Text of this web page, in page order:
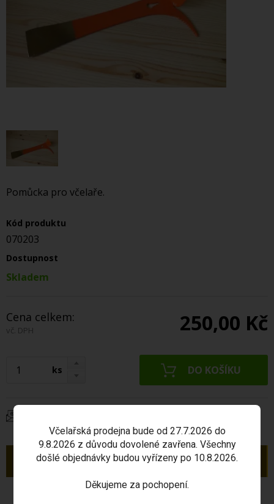
Pomůcka pro včelaře.
Kód produktu
070203
Dostupnost
Skladem
Cena celkem:
vč. DPH 250,00 Kč
ks
Popis
Včelařská prodejna bude od 27.7.2026 do
9.8.2026 z důvodu dovolené zavřena. Všechny
došlé objednávky budou vyřízeny po 10.8.2026.
Děkujeme za pochopení.